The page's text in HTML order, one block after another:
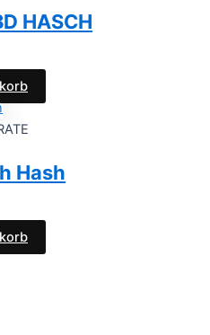
HASCH
Hash